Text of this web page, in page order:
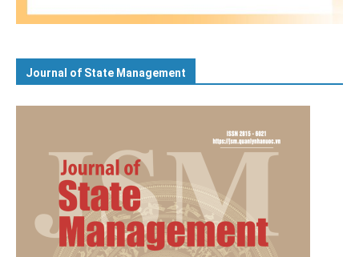
Journal of State Management